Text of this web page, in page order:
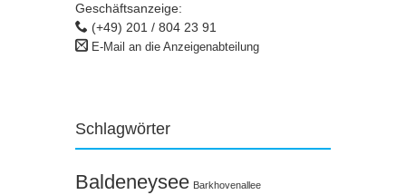
Geschäftsanzeige:
(+49) 201 / 804 23 91
E-Mail an die Anzeigenabteilung
Schlagwörter
Baldeneysee Barkhovenallee